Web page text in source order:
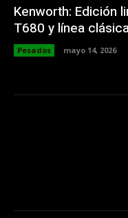
Kenworth: Edición
T680 y línea
Pesados mayo 14, 2026